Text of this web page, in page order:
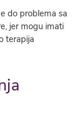
do problema sa
jer mogu imati
terapija